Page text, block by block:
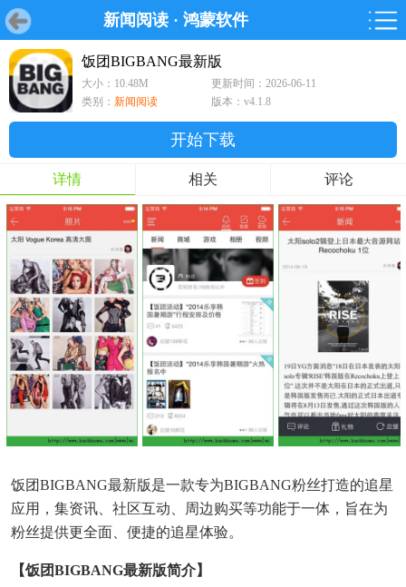
新闻阅读 · 鸿蒙软件
首页 游戏 软件 鸿蒙游戏
首页 游戏 软件 鸿蒙
游戏
鸿蒙
软件
专题
饭团BIGBANG最新版
大小：10.48M
更新时间：2026-06-11
类别： 新闻阅读 版本：v4.1.8
开始下载
详情 相关 评论
饭团BIGBANG最新版是一款专为BIGBANG粉丝打造的追星
应用，集资讯、社区互动、周边购买等功能于一体，旨在为
粉丝提供更全面、便捷的追星体验。
【饭团BIGBANG最新版简介】